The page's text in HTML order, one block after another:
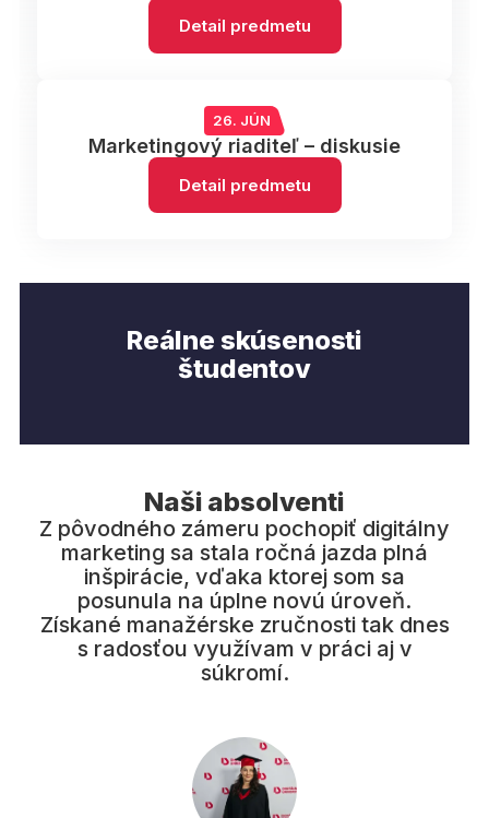
Detail predmetu
26. JÚN
Marketingový riaditeľ – diskusie
Detail predmetu
Reálne skúsenosti
študentov
Prehrať video
Prehrať video
Naši absolventi
Z pôvodného zámeru pochopiť digitálny
marketing sa stala ročná jazda plná
inšpirácie, vďaka ktorej som sa
posunula na úplne novú úroveň.
Získané manažérske zručnosti tak dnes
s radosťou využívam v práci aj v
súkromí.